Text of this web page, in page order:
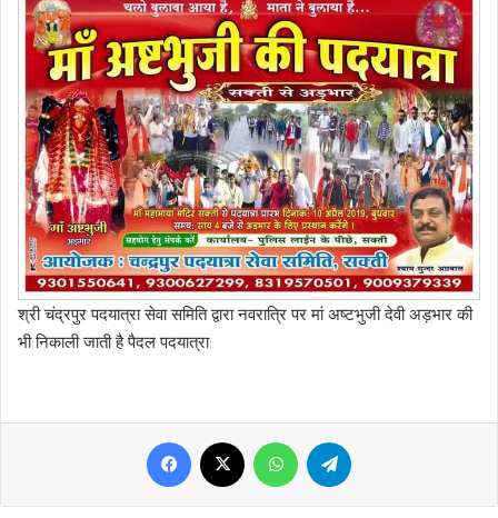
श्री चंद्रपुर पदयात्रा सेवा समिति द्वारा नवरात्रि पर मां अष्टभुजी देवी अड़भार की
भी निकाली जाती है पैदल पदयात्रा
Facebook WhatsApp